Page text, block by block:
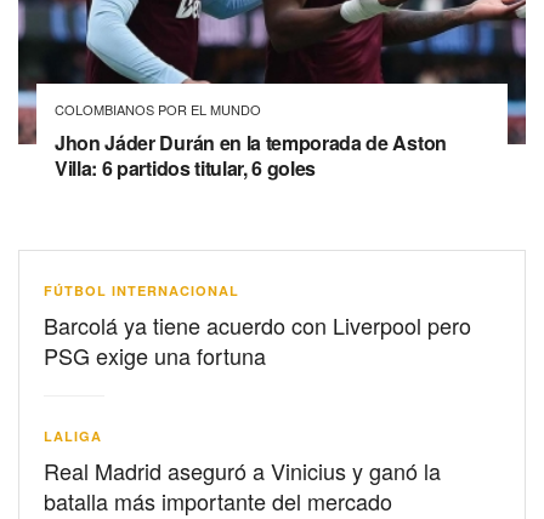
COLOMBIANOS POR EL MUNDO
Jhon Jáder Durán en la temporada de Aston
Villa: 6 partidos titular, 6 goles
FÚTBOL INTERNACIONAL
Barcolá ya tiene acuerdo con Liverpool pero
PSG exige una fortuna
LALIGA
Real Madrid aseguró a Vinicius y ganó la
batalla más importante del mercado